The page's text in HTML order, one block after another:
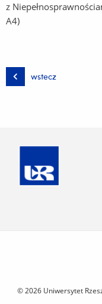
z
A4)
wstecz
© 2026 Uniwersytet